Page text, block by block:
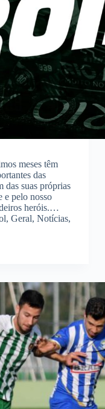
meses têm
das
das suas próprias
e pelo nosso
heróis.…
, Geral, Notícias,